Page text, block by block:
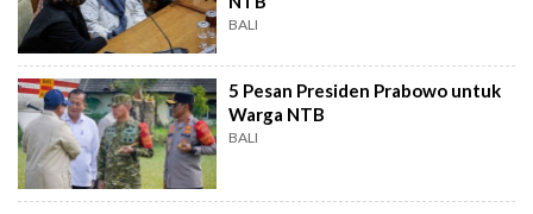
BALI
5 Pesan Presiden Prabowo untuk
Warga NTB
BALI